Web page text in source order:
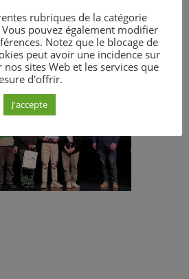
rubriques de la catégorie
pouvez également modifier
Notez que le blocage de
peut avoir une incidence sur
sites Web et les services que
d'offrir.
J'accepte